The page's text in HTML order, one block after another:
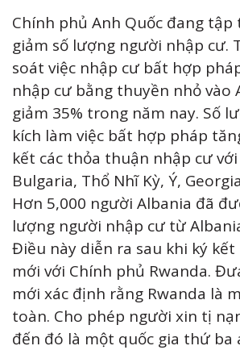
Chính phủ Anh Quốc đang tập
giảm số lượng người nhập cư.
soát việc nhập cư bất hợp
nhập cư bằng thuyền nhỏ vào
giảm 35% trong năm nay. Số
kích làm việc bất hợp pháp
kết các thỏa thuận nhập cư với
Bulgaria, Thổ Nhĩ Kỳ, Ý,
Hơn 5,000 người Albania đã
lượng người nhập cư từ
Điều này diễn ra sau khi ký
mới với Chính phủ Rwanda.
mới xác định rằng Rwanda là
toàn. Cho phép người xin tị
đến đó là một quốc gia thứ ba